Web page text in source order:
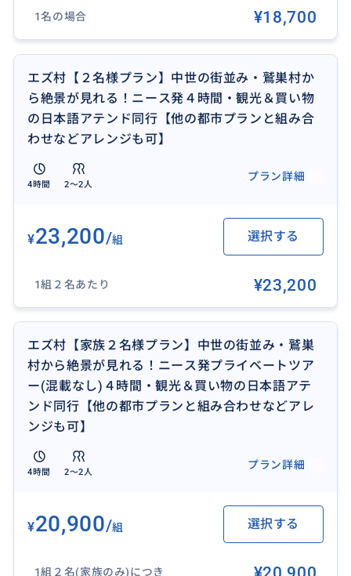
ます。
場合、宿の前まで、お迎えに行くことが可能です。
サービス終了時には、宿の前またはご希望の別の場所
まで、お送りすることも可能です。
エズ村の魅力はなんと言っても、一番上にある熱帯植
物園から見る絶景☆ここは写真では伝えきれない感動
青い空、真っ青な地中海、後ろは山に囲まれていて、
1名の場合 ¥18,700
エズ村【２名様プラン】中世の街並み・鷲巣村か
ら絶景が見れる！ニース発４時間・観光＆買い物
の日本語アテンド同行【他の都市プランと組み合
わせなどアレンジも可】
4時間 2〜2人
プラン詳細
¥23,200/組 選択する
1組２名あたり ¥23,200
エズ村【家族２名様プラン】中世の街並み・鷲巣
村から絶景が見れる！ニース発プライベートツア
ー(混載なし)４時間・観光＆買い物の日本語アテ
ンド同行【他の都市プランと組み合わせなどアレ
ンジも可】
4時間 2〜2人
プラン詳細
¥20,900/組 選択する
1組２名(家族のみ)につき